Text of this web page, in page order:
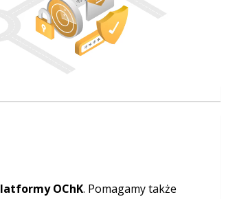
OChK. Pomagamy także